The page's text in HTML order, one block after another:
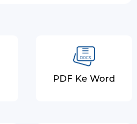
PDF Ke Word